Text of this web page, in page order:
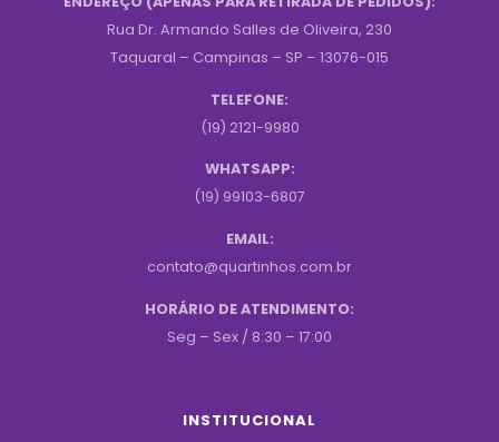
Rua Dr. Armando Salles de Oliveira, 230
Taquaral – Campinas – SP – 13076-015
TELEFONE:
(19) 2121-9980
WHATSAPP:
(19) 99103-6807
EMAIL:
contato@quartinhos.com.br
HORÁRIO DE ATENDIMENTO:
Seg – Sex / 8:30 – 17:00
INSTITUCIONAL